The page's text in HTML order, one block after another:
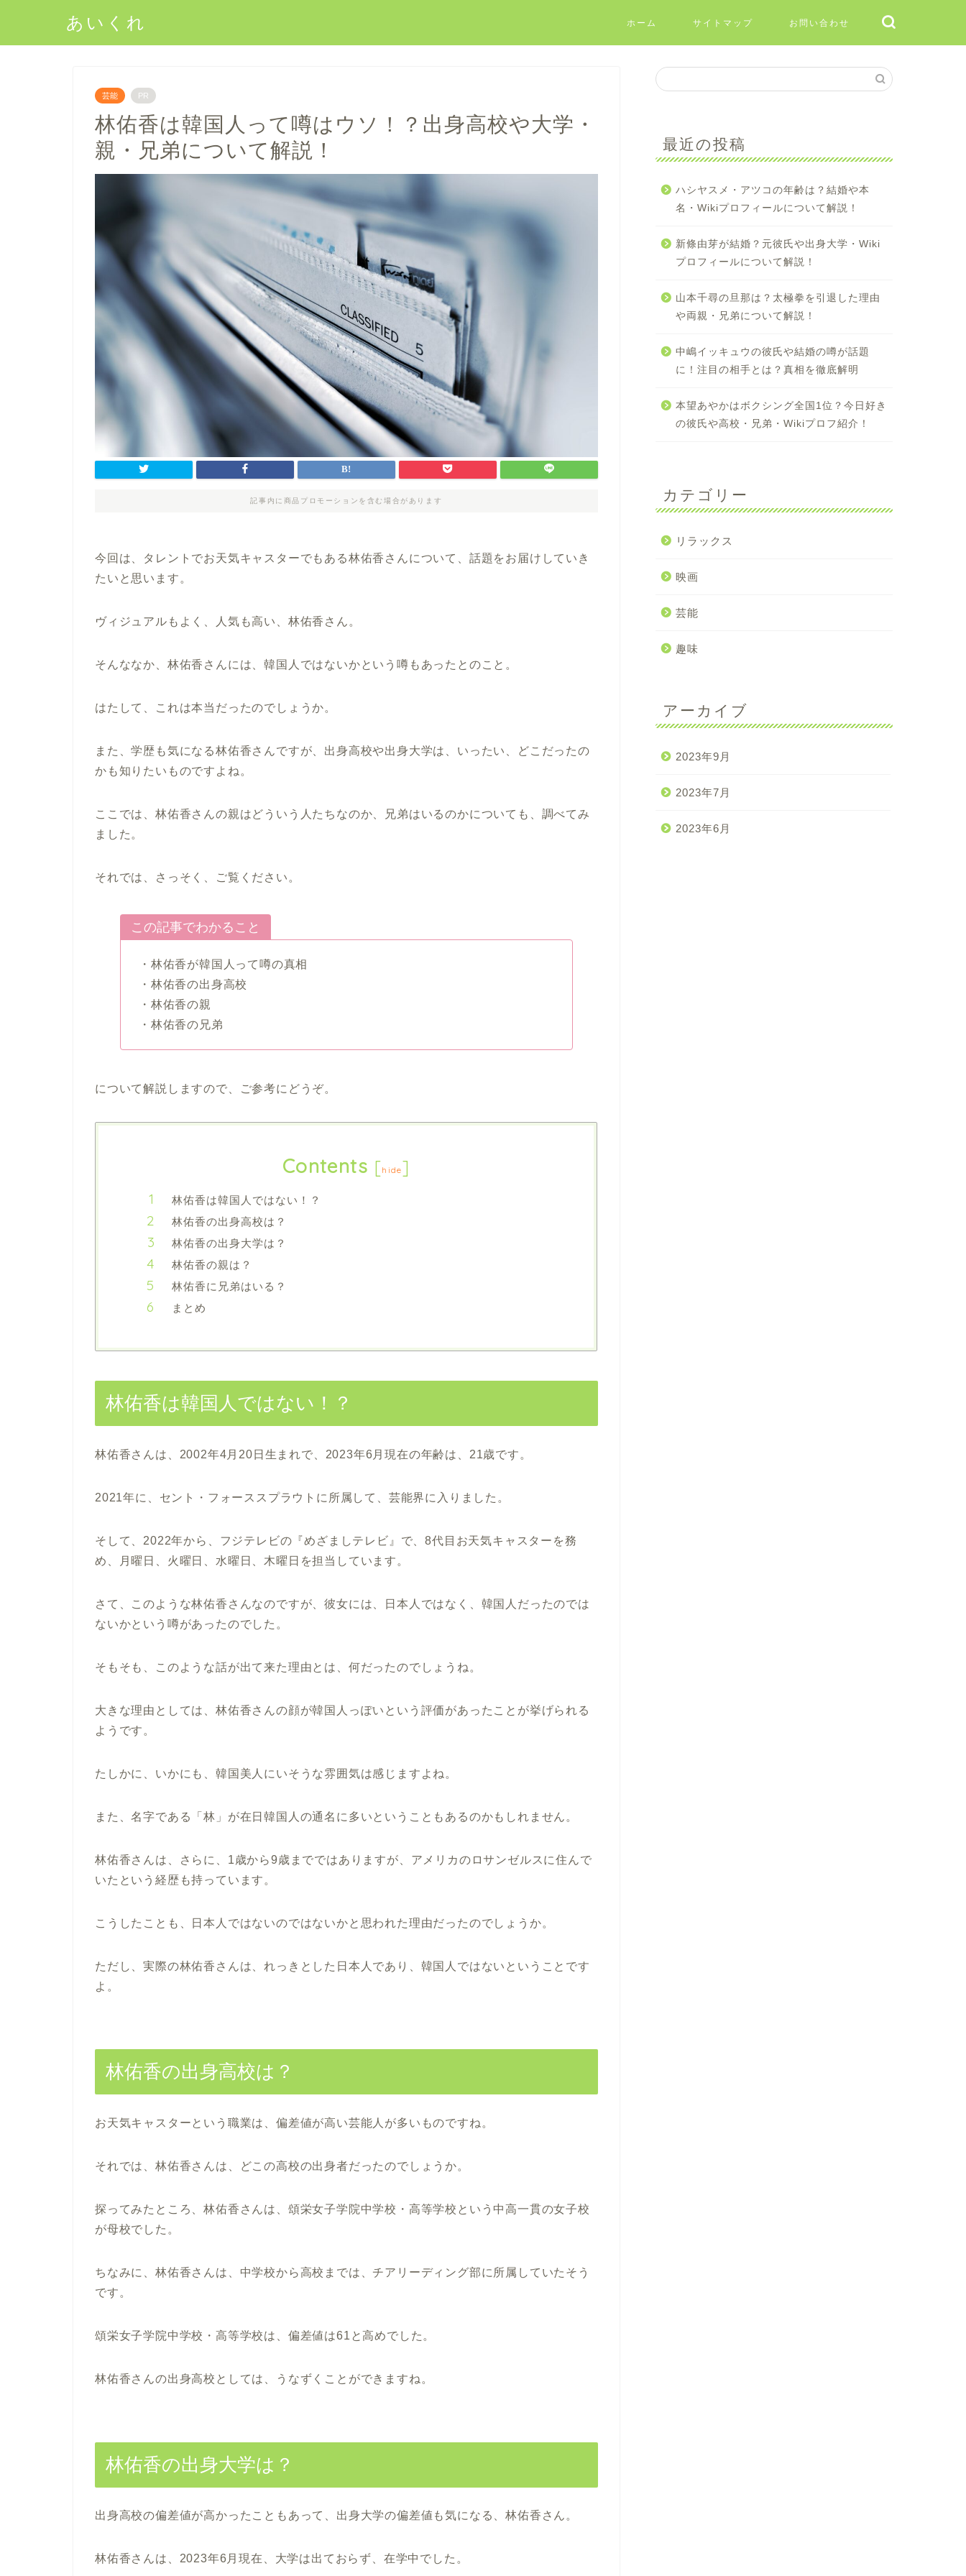
あいくれ ホーム サイトマップ お問い合わせ
芸能 PR
林佑香は韓国人って噂はウソ！？出身高校や大学・
親・兄弟について解説！
記事内に商品プロモーションを含む場合があります
今回は、タレントでお天気キャスターでもある林佑香さんについて、話題をお届けしていき
たいと思います。
ヴィジュアルもよく、人気も高い、林佑香さん。
そんななか、林佑香さんには、韓国人ではないかという噂もあったとのこと。
はたして、これは本当だったのでしょうか。
また、学歴も気になる林佑香さんですが、出身高校や出身大学は、いったい、どこだったの
かも知りたいものですよね。
ここでは、林佑香さんの親はどういう人たちなのか、兄弟はいるのかについても、調べてみ
ました。
それでは、さっそく、ご覧ください。
この記事でわかること
・林佑香が韓国人って噂の真相
・林佑香の出身高校
・林佑香の親
・林佑香の兄弟
について解説しますので、ご参考にどうぞ。
Contents [hide]
林佑香は韓国人ではない！？
林佑香の出身高校は？
林佑香の出身大学は？
林佑香の親は？
林佑香に兄弟はいる？
まとめ
林佑香は韓国人ではない！？
林佑香さんは、2002年4月20日生まれで、2023年6月現在の年齢は、21歳です。
2021年に、セント・フォーススプラウトに所属して、芸能界に入りました。
そして、2022年から、フジテレビの『めざましテレビ』で、8代目お天気キャスターを務
め、月曜日、火曜日、水曜日、木曜日を担当しています。
さて、このような林佑香さんなのですが、彼女には、日本人ではなく、韓国人だったのでは
ないかという噂があったのでした。
そもそも、このような話が出て来た理由とは、何だったのでしょうね。
大きな理由としては、林佑香さんの顔が韓国人っぽいという評価があったことが挙げられる
ようです。
たしかに、いかにも、韓国美人にいそうな雰囲気は感じますよね。
また、名字である「林」が在日韓国人の通名に多いということもあるのかもしれません。
林佑香さんは、さらに、1歳から9歳までではありますが、アメリカのロサンゼルスに住んで
いたという経歴も持っています。
こうしたことも、日本人ではないのではないかと思われた理由だったのでしょうか。
ただし、実際の林佑香さんは、れっきとした日本人であり、韓国人ではないということです
よ。
林佑香の出身高校は？
お天気キャスターという職業は、偏差値が高い芸能人が多いものですね。
それでは、林佑香さんは、どこの高校の出身者だったのでしょうか。
探ってみたところ、林佑香さんは、頌栄女子学院中学校・高等学校という中高一貫の女子校
が母校でした。
ちなみに、林佑香さんは、中学校から高校までは、チアリーディング部に所属していたそう
です。
頌栄女子学院中学校・高等学校は、偏差値は61と高めでした。
林佑香さんの出身高校としては、うなずくことができますね。
林佑香の出身大学は？
出身高校の偏差値が高かったこともあって、出身大学の偏差値も気になる、林佑香さん。
林佑香さんは、2023年6月現在、大学は出ておらず、在学中でした。
最近の投稿
ハシヤスメ・アツコの年齢は？結婚や本
名・Wikiプロフィールについて解説！
新條由芽が結婚？元彼氏や出身大学・Wiki
プロフィールについて解説！
山本千尋の旦那は？太極拳を引退した理由
や両親・兄弟について解説！
中嶋イッキュウの彼氏や結婚の噂が話題
に！注目の相手とは？真相を徹底解明
本望あやかはボクシング全国1位？今日好き
の彼氏や高校・兄弟・Wikiプロフ紹介！
カテゴリー
リラックス
映画
芸能
趣味
アーカイブ
2023年9月
2023年7月
2023年6月